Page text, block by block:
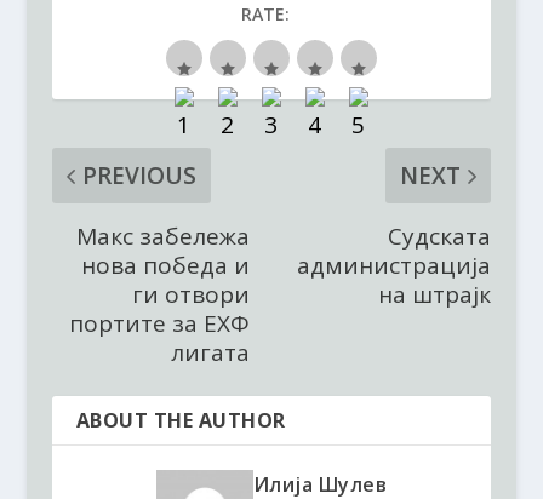
RATE:
PREVIOUS
Макс забележа
нова победа и
ги отвори
портите за ЕХФ
лигата
NEXT
Судската
администрација
на штрајк
ABOUT THE AUTHOR
Илија Шулев